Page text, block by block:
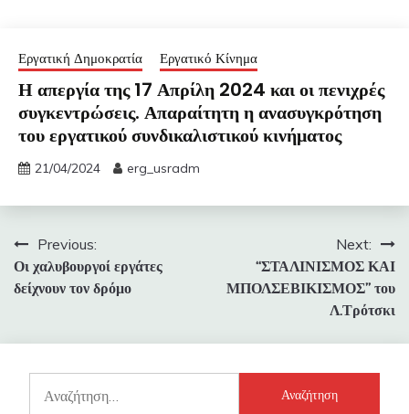
Εργατική Δημοκρατία Εργατικό Κίνημα
Η απεργία της 17 Απρίλη 2024 και οι πενιχρές
συγκεντρώσεις. Απαραίτητη η ανασυγκρότηση
του εργατικού συνδικαλιστικού κινήματος
21/04/2024 erg_usradm
Πλοήγηση
άρθρων
Previous:
Οι χαλυβουργοί εργάτες
δείχνουν τον δρόμο
Next:
“ΣΤΑΛΙΝΙΣΜΟΣ ΚΑΙ
ΜΠΟΛΣΕΒΙΚΙΣΜΟΣ” του
Λ.Τρότσκι
για: